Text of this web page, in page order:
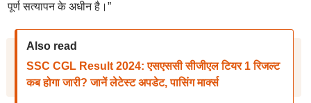
पूर्ण सत्यापन के अधीन है।”
Also read
SSC CGL Result 2024: एसएससी सीजीएल टियर 1 रिजल्ट
कब होगा जारी? जानें लेटेस्ट अपडेट, पासिंग मार्क्स